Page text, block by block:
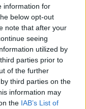
information for
below opt-out
note that after your
seeing
utilized by
parties prior to
of the further
third parties on the
information may
the IAB’s List of
στην κορυφή